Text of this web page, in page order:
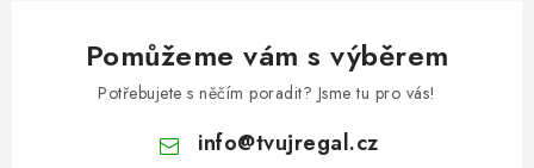
Pomůžeme vám s výběrem
Potřebujete s něčím poradit? Jsme tu pro vás!
info@tvujregal.cz